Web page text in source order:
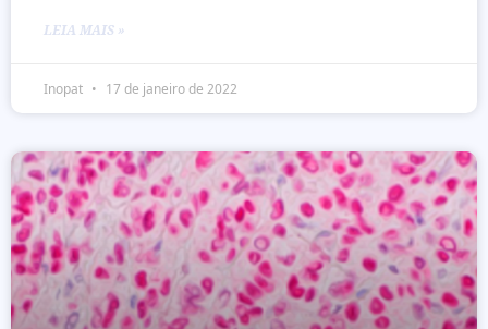
LEIA MAIS »
Inopat 17 de janeiro de 2022